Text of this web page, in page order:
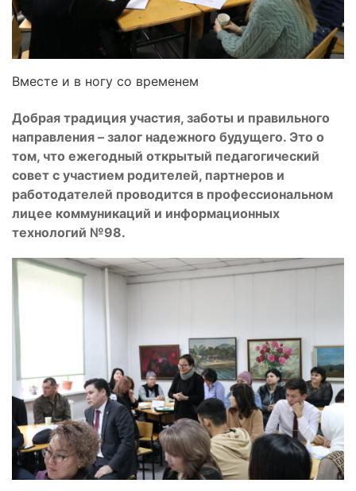
Вместе и в ногу со временем
Добрая традиция участия, заботы и правильного
направления – залог надежного будущего. Это о
том, что ежегодный открытый педагогический
совет с участием родителей, партнеров и
работодателей проводится в профессиональном
лицее коммуникаций и информационных
технологий №98.